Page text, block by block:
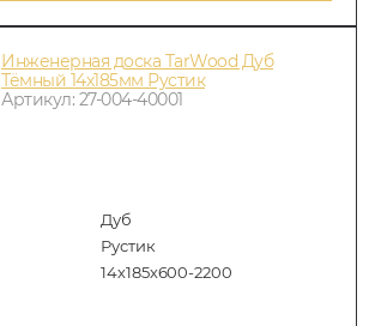
Инженерная доска TarWood Дуб
Тёмный 14х185мм Рустик
Артикул: 27-004-40001
Дуб
Рустик
14х185х600-2200